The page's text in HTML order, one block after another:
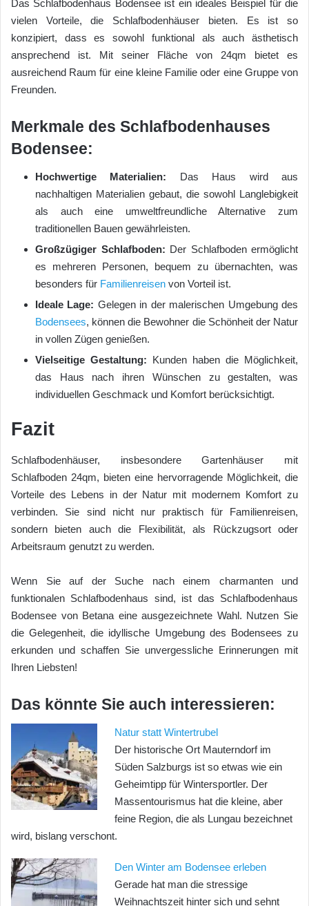
Das Schlafbodenhaus Bodensee ist ein ideales Beispiel für die
vielen Vorteile, die Schlafbodenhäuser bieten. Es ist so
konzipiert, dass es sowohl funktional als auch ästhetisch
ansprechend ist. Mit seiner Fläche von 24qm bietet es
ausreichend Raum für eine kleine Familie oder eine Gruppe von
Freunden.
Merkmale des Schlafbodenhauses
Bodensee:
Hochwertige Materialien: Das Haus wird aus
nachhaltigen Materialien gebaut, die sowohl Langlebigkeit
als auch eine umweltfreundliche Alternative zum
traditionellen Bauen gewährleisten.
Großzügiger Schlafboden: Der Schlafboden ermöglicht
es mehreren Personen, bequem zu übernachten, was
besonders für Familienreisen von Vorteil ist.
Ideale Lage: Gelegen in der malerischen Umgebung des
Bodensees, können die Bewohner die Schönheit der Natur
in vollen Zügen genießen.
Vielseitige Gestaltung: Kunden haben die Möglichkeit,
das Haus nach ihren Wünschen zu gestalten, was
individuellen Geschmack und Komfort berücksichtigt.
Fazit
Schlafbodenhäuser, insbesondere Gartenhäuser mit
Schlafboden 24qm, bieten eine hervorragende Möglichkeit, die
Vorteile des Lebens in der Natur mit modernem Komfort zu
verbinden. Sie sind nicht nur praktisch für Familienreisen,
sondern bieten auch die Flexibilität, als Rückzugsort oder
Arbeitsraum genutzt zu werden.
Wenn Sie auf der Suche nach einem charmanten und
funktionalen Schlafbodenhaus sind, ist das Schlafbodenhaus
Bodensee von Betana eine ausgezeichnete Wahl. Nutzen Sie
die Gelegenheit, die idyllische Umgebung des Bodensees zu
erkunden und schaffen Sie unvergessliche Erinnerungen mit
Ihren Liebsten!
Das könnte Sie auch interessieren:
Natur statt Wintertrubel
Der historische Ort Mauterndorf im
Süden Salzburgs ist so etwas wie ein
Geheimtipp für Wintersportler. Der
Massentourismus hat die kleine, aber
feine Region, die als Lungau bezeichnet
wird, bislang verschont.
Den Winter am Bodensee erleben
Gerade hat man die stressige
Weihnachtszeit hinter sich und sehnt